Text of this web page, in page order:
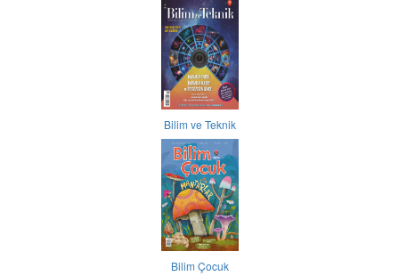
Bilim ve Teknik
Bilim Çocuk